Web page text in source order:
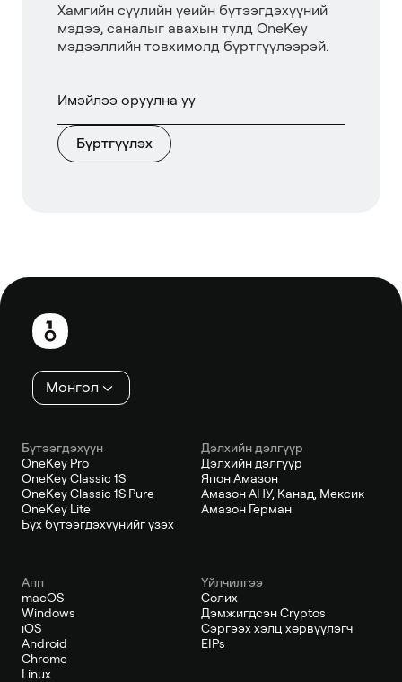
Хамгийн сүүлийн үеийн бүтээгдэхүүний
мэдээ, саналыг авахын тулд OneKey
мэдээллийн товхимолд бүртгүүлээрэй.
Бүртгүүлэх
Хөл
хэсэг
Монгол
Бүтээгдэхүүн
OneKey Pro
OneKey Classic 1S
OneKey Classic 1S Pure
OneKey Lite
Бүх бүтээгдэхүүнийг үзэх
Дэлхийн дэлгүүр
Дэлхийн дэлгүүр
Япон Амазон
Амазон АНУ, Канад, Мексик
Амазон Герман
Апп
macOS
Windows
iOS
Android
Chrome
Linux
Үйлчилгээ
Солих
Дэмжигдсэн Cryptos
Сэргээх хэлц хөрвүүлэгч
EIPs